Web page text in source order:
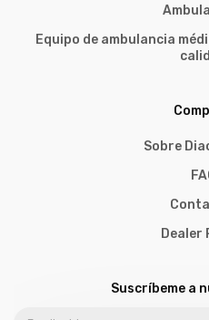
Equipo de ambulancia
Sobre
Dealer
Suscríbeme a